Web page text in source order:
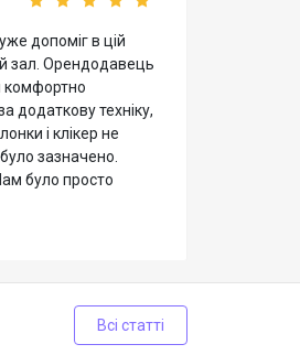
допоміг в цій
зал. Орендодавець
комфортно
додаткову техніку,
і клікер не
зазначено.
було просто
Всі статті